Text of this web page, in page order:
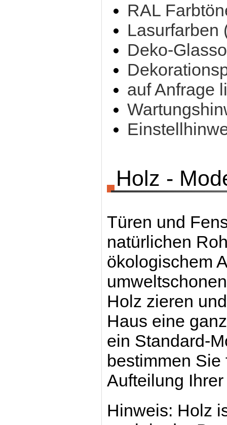
RAL
Lasurfarben
Deko-
auf Anfrage
Holz -
Türen und
natürlichen
ökologischem
Holz zieren
Haus eine
ein Standard-
bestimmen
Aufteilung
Hinweis: Holz